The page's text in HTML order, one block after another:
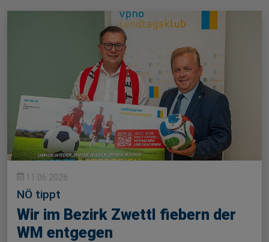
11.06.2026
NÖ tippt
Wir im Bezirk Zwettl fiebern der
WM entgegen